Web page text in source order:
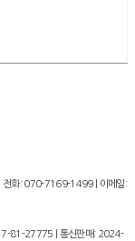
| 전화: 070-7169-1499 | 이메일:
81-27775 | 통신판매: 2024-